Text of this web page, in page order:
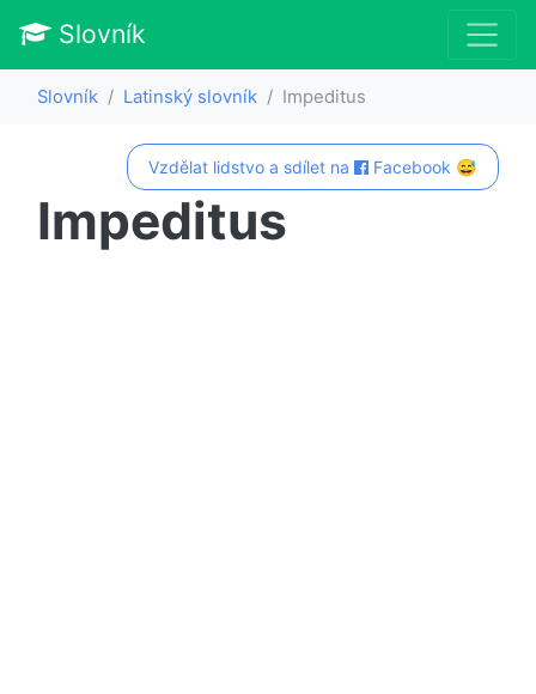
Slovník
Slovník Latinský slovník Impeditus
Vzdělat lidstvo a sdílet na Facebook 😅
Impeditus